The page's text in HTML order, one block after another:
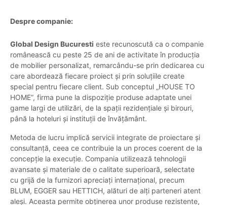
Despre companie:
Global Design Bucuresti este recunoscută ca o companie
românească cu peste 25 de ani de activitate în producția
de mobilier personalizat, remarcându-se prin dedicarea cu
care abordează fiecare proiect și prin soluțiile create
special pentru fiecare client. Sub conceptul „HOUSE TO
HOME”, firma pune la dispoziție produse adaptate unei
game largi de utilizări, de la spații rezidențiale și birouri,
până la hoteluri și instituții de învățământ.
Metoda de lucru implică servicii integrate de proiectare și
consultanță, ceea ce contribuie la un proces coerent de la
concepție la execuție. Compania utilizează tehnologii
avansate și materiale de o calitate superioară, selectate
cu grijă de la furnizori apreciați internațional, precum
BLUM, EGGER sau HETTICH, alături de alți parteneri atent
aleși. Aceasta permite obținerea unor produse rezistente,